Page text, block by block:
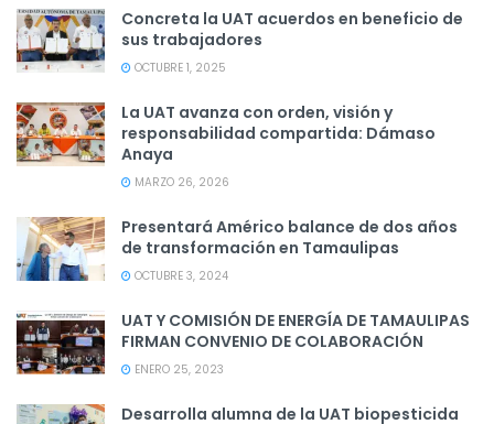
Concreta la UAT acuerdos en beneficio de
sus trabajadores
OCTUBRE 1, 2025
La UAT avanza con orden, visión y
responsabilidad compartida: Dámaso
Anaya
MARZO 26, 2026
Presentará Américo balance de dos años
de transformación en Tamaulipas
OCTUBRE 3, 2024
UAT Y COMISIÓN DE ENERGÍA DE TAMAULIPAS
FIRMAN CONVENIO DE COLABORACIÓN
ENERO 25, 2023
Desarrolla alumna de la UAT biopesticida